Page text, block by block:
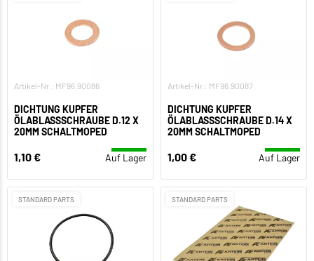
Artikel-Nr.: MF96.90086
DICHTUNG KUPFER
ÖLABLASSSCHRAUBE D.12 X
20MM SCHALTMOPED
1,10 € Auf Lager
Artikel-Nr.: MF96.90087
DICHTUNG KUPFER
ÖLABLASSSCHRAUBE D.14 X
20MM SCHALTMOPED
1,00 € Auf Lager
STANDARD PARTS STANDARD PARTS